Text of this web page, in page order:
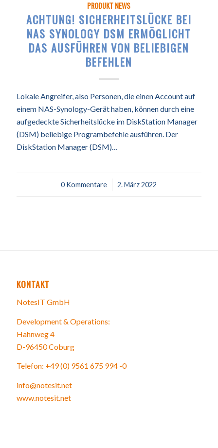
PRODUKT NEWS
ACHTUNG! SICHERHEITSLÜCKE BEI
NAS SYNOLOGY DSM ERMÖGLICHT
DAS AUSFÜHREN VON BELIEBIGEN
BEFEHLEN
Lokale Angreifer, also Personen, die einen Account auf
einem NAS-Synology-Gerät haben, können durch eine
aufgedeckte Sicherheitslücke im DiskStation Manager
(DSM) beliebige Programbefehle ausführen. Der
DiskStation Manager (DSM)…
0 Kommentare
/ 2. März 2022
KONTAKT
NotesIT GmbH
Development & Operations:
Hahnweg 4
D-96450 Coburg
Telefon: +49 (0) 9561 675 994 -0
info@notesit.net
www.notesit.net